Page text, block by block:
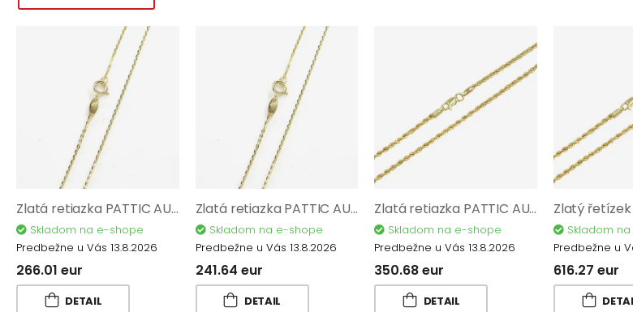
Zlatá retiazka PATTIC AU 585/1000 1,10 gr CA01102-45
Skladom na e-shope
Predbežne u Vás 13.8.2026
266.01 eur
DETAIL
Zlatá retiazka PATTIC AU 585/1000 1,00 gr CA00702-45
Skladom na e-shope
Predbežne u Vás 13.8.2026
241.64 eur
DETAIL
Zlatá retiazka PATTIC AU 585/1000 1,45 gr CA00602-45
Skladom na e-shope
Predbežne u Vás 13.8.2026
350.68 eur
DETAIL
Skladom
Predbežne u
616.27 eur